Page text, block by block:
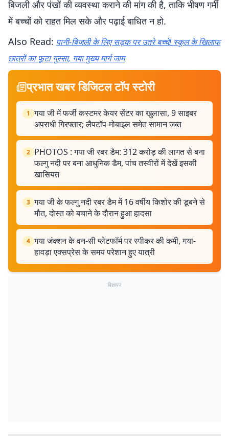
बिजली और पंखों की व्यवस्था कराने की मांग की है, ताकि भीषण गर्मी
में बच्चों को राहत मिल सके और पढ़ाई बाधित न हो.
Also Read: पानी-बिजली के लिए सड़क पर उतरे बच्चे! स्कूल के खिलाफ
छात्रों का फूटा गुस्सा, गया मुख्य मार्ग जाम
प्रभात खबर डिजिटल टॉप स्टोरी
1 गया जी में फर्जी कस्टमर केयर सेंटर का खुलासा, 9 साइबर
अपराधी गिरफ्तार; लैपटॉप-मोबाइल समेत सामान जब्त
2 PHOTOS : गया जी रबर डैम: 312 करोड़ की लागत से बना
फल्गु नदी पर बना आधुनिक डैम, पांच तस्वीरों में देखें इसकी
खासियत
3 गया जी के फल्गु नदी रबर डैम में 16 वर्षीय किशोर की डूबने से
मौत, दोस्त को बचाने के दौरान हुआ हादसा
4 गया जंक्शन के वन-सी प्लेटफॉर्म पर स्पीकर की कमी, गया-
हावड़ा एक्सप्रेस के समय परेशान हुए यात्री
विज्ञापन